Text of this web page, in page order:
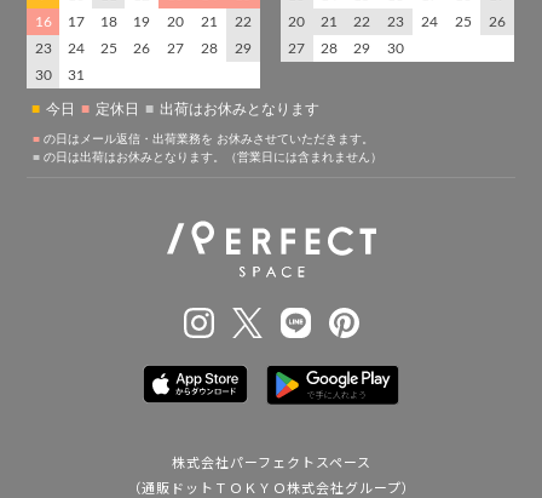
株式会社パーフェクトスペース
（通販ドットＴＯＫＹＯ株式会社グループ）